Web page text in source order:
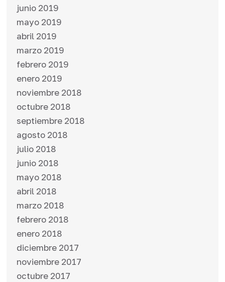
junio 2019
mayo 2019
abril 2019
marzo 2019
febrero 2019
enero 2019
noviembre 2018
octubre 2018
septiembre 2018
agosto 2018
julio 2018
junio 2018
mayo 2018
abril 2018
marzo 2018
febrero 2018
enero 2018
diciembre 2017
noviembre 2017
octubre 2017